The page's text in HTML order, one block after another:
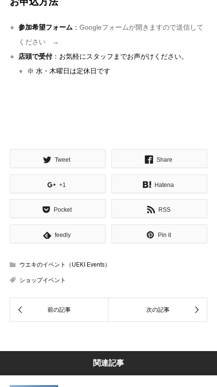
参加希望フォーム ：Googleフォームが開きますので送信して
ください →
店頭で受付：お気軽にスタッフまでお声がけください。
※ 水・木曜日は定休日です
Tweet Share
+1 Hatena
Pocket RSS
feedly Pin it
ウエキのイベント（UEKI Events）
ショップイベント
関連記事